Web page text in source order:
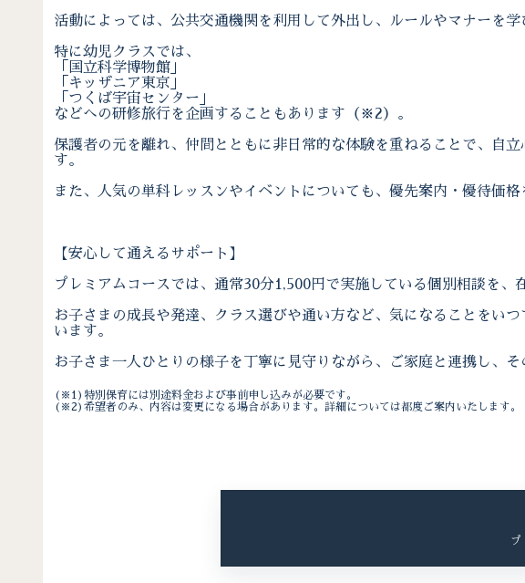
活動によっては、公共交通機関を利用して外出し、ルールやマナーを
特に幼児クラスでは、
「国立科学博物館」
「キッザニア東京」
「つくば宇宙センター」
などへの研修旅行を企画することもあります（※2）。
保護者の元を離れ、仲間とともに非日常的な体験を重ねることで、自
す。
また、人気の単科レッスンやイベントについても、優先案内・優待価格
【安心して通えるサポート】
プレミアムコースでは、通常30分1,500円で実施している個別相談を、
お子さまの成長や発達、クラス選びや通い方など、気になることをい
います。
お子さま一人ひとりの様子を丁寧に見守りながら、ご家庭と連携し、
(※1)特別保育には別途料金および事前申し込みが必要です。
(※2)希望者のみ、内容は変更になる場合があります。詳細については都度ご案内いたします。
プ